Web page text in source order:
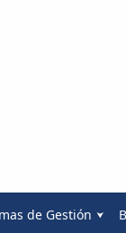
de Gestión